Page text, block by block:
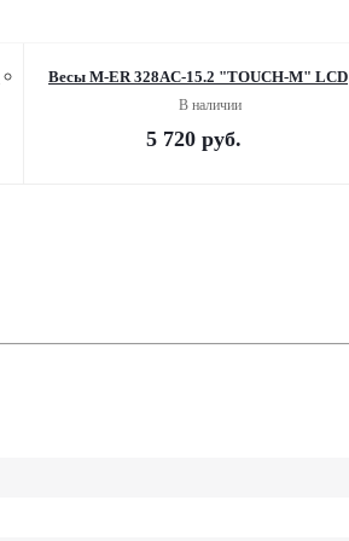
Весы M-ER 328AC-15.2 "TOUCH-M" LCD
В наличии
5 720 руб.